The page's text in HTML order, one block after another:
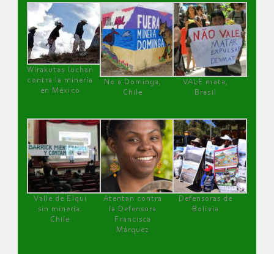
Wirakutas luchan
contra la minería
en México
No a Dominga,
Chile
VALE mata,
Brasil
Valle de Elqui
sin minería.
Chile
Atentan contra
la Defensora
Francisca
Márquez
Defensoras de
Bolivia